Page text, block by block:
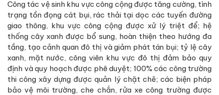
Công tác vệ sinh khu vực công cộng được tăng cường, tình
trạng tồn đọng cát bụi, rác thải tại dọc các tuyến đường
giao thông, khu vực công cộng được xử lý triệt để; hệ
thống cây xanh được bổ sung, hoàn thiện theo hướng đa
tầng, tạo cảnh quan đô thị và giảm phát tán bụi; tỷ lệ cây
xanh, mặt nước, công viên khu vực đô thị đảm bảo quy
định và quy hoạch được phê duyệt; 100% các công trường
thi công xây dựng được quản lý chặt chẽ; các biện pháp
bảo vệ môi trường, che chắn, rửa xe công trường được